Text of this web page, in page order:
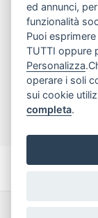
Assistenza
Chi siamo
My Account
ed annunci,
funzionalità
Puoi
TUTTI oppure
Personalizza
operare i soli
sui cookie
completa.